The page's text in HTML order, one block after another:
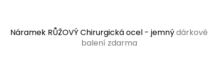
Náramek RŮŽOVÝ Chirurgická ocel - jemnýdárkové
balení zdarma